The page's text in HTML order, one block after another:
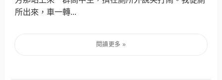
所出來，車一轉...